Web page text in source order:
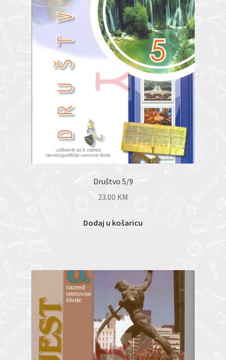
Društvo 5/9
23.00 KM
Dodaj u košaricu